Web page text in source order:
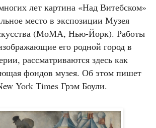
лет картина «Над Витебском»
место в экспозиции Музея
(МоМА, Нью-Йорк). Работы
его родной город в
рассматриваются здесь как
фондов музея. Об этом пишет
York Times Грэм Боули.